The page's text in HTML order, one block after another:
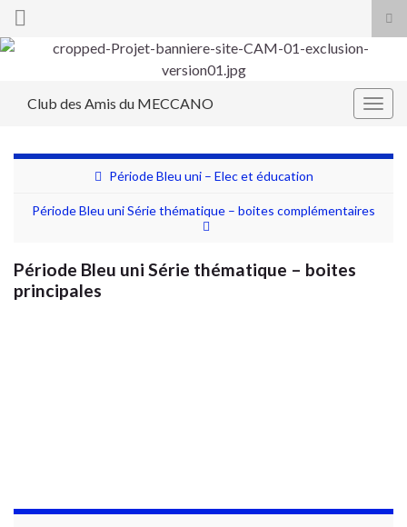
Search for:
Club des Amis du MECCANO
Période Bleu uni – Elec et éducation
Période Bleu uni Série thématique – boites complémentaires
Période Bleu uni Série thématique – boites
principales